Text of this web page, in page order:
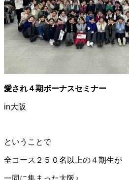
愛され４期ボーナスセミナー
in大阪
ということで
全コース２５０名以上の４期生が
一同に集まった大阪♪